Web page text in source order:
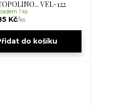
VEL-122
Kč/ks
1 ks
do košíku